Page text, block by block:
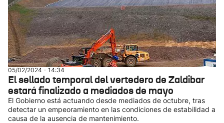
05/02/2024 - 14:34
El sellado temporal del vertedero de Zaldibar
estará finalizado a mediados de mayo
El Gobierno está actuando desde mediados de octubre, tras
detectar un empeoramiento en las condiciones de estabilidad a
causa de la ausencia de mantenimiento.